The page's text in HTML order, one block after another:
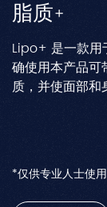
脂质+
Lipo+ 是一款用
确使用本产品可
质，并使面部和
*仅供专业人士使用